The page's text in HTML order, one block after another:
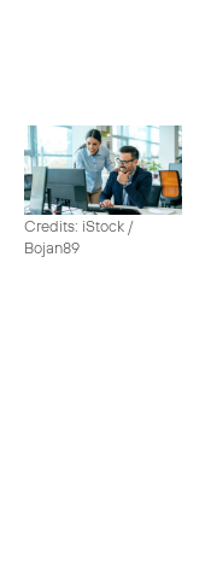
Credits: iStock /
Bojan89